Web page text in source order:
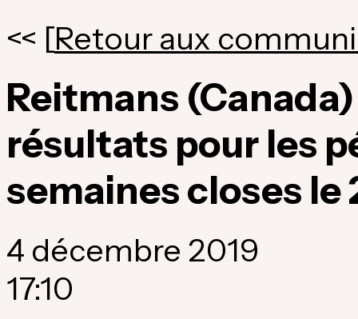
<< [Retour aux
Reitmans
résultats pour les
semaines closes le
4 décembre 2019
17:10